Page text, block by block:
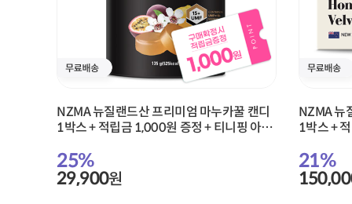
NZMA 뉴질랜드산 프리미엄 마누카꿀 캔디
1박스 + 적립금 1,000원 증정 + 티니핑 아르
25%
29,900원
NZMA 뉴
1박스 +
21%